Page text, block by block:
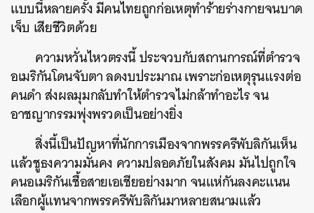
แบบนี้หลายครั้ง มีคนไทยถูกก่อเหตุทำร้ายร่างกายจนบาด
เจ็บ เสียชีวิตด้วย
ความหวั่นไหวตรงนี้ ประจวบกับสถานการณ์ที่ตำรวจ
อเมริกันโดนจับตา ลดงบประมาณ เพราะก่อเหตุรุนแรงต่อ
คนดำ ส่งผลมุมกลับทำให้ตำรวจไม่กล้าทำอะไร จน
อาชญากรรมพุ่งพรวดเป็นอย่างยิ่ง
สิ่งนี้เป็นปัญหาที่นักการเมืองจากพรรครีพับลิกันเห็น
แล้วชูธงความมั่นคง ความปลอดภัยในสังคม มันไปถูกใจ
คนอเมริกันเชื้อสายเอเชียอย่างมาก จนแห่กันลงคะแนน
เลือกผู้แทนจากพรรครีพับลิกันมาหลายสนามแล้ว